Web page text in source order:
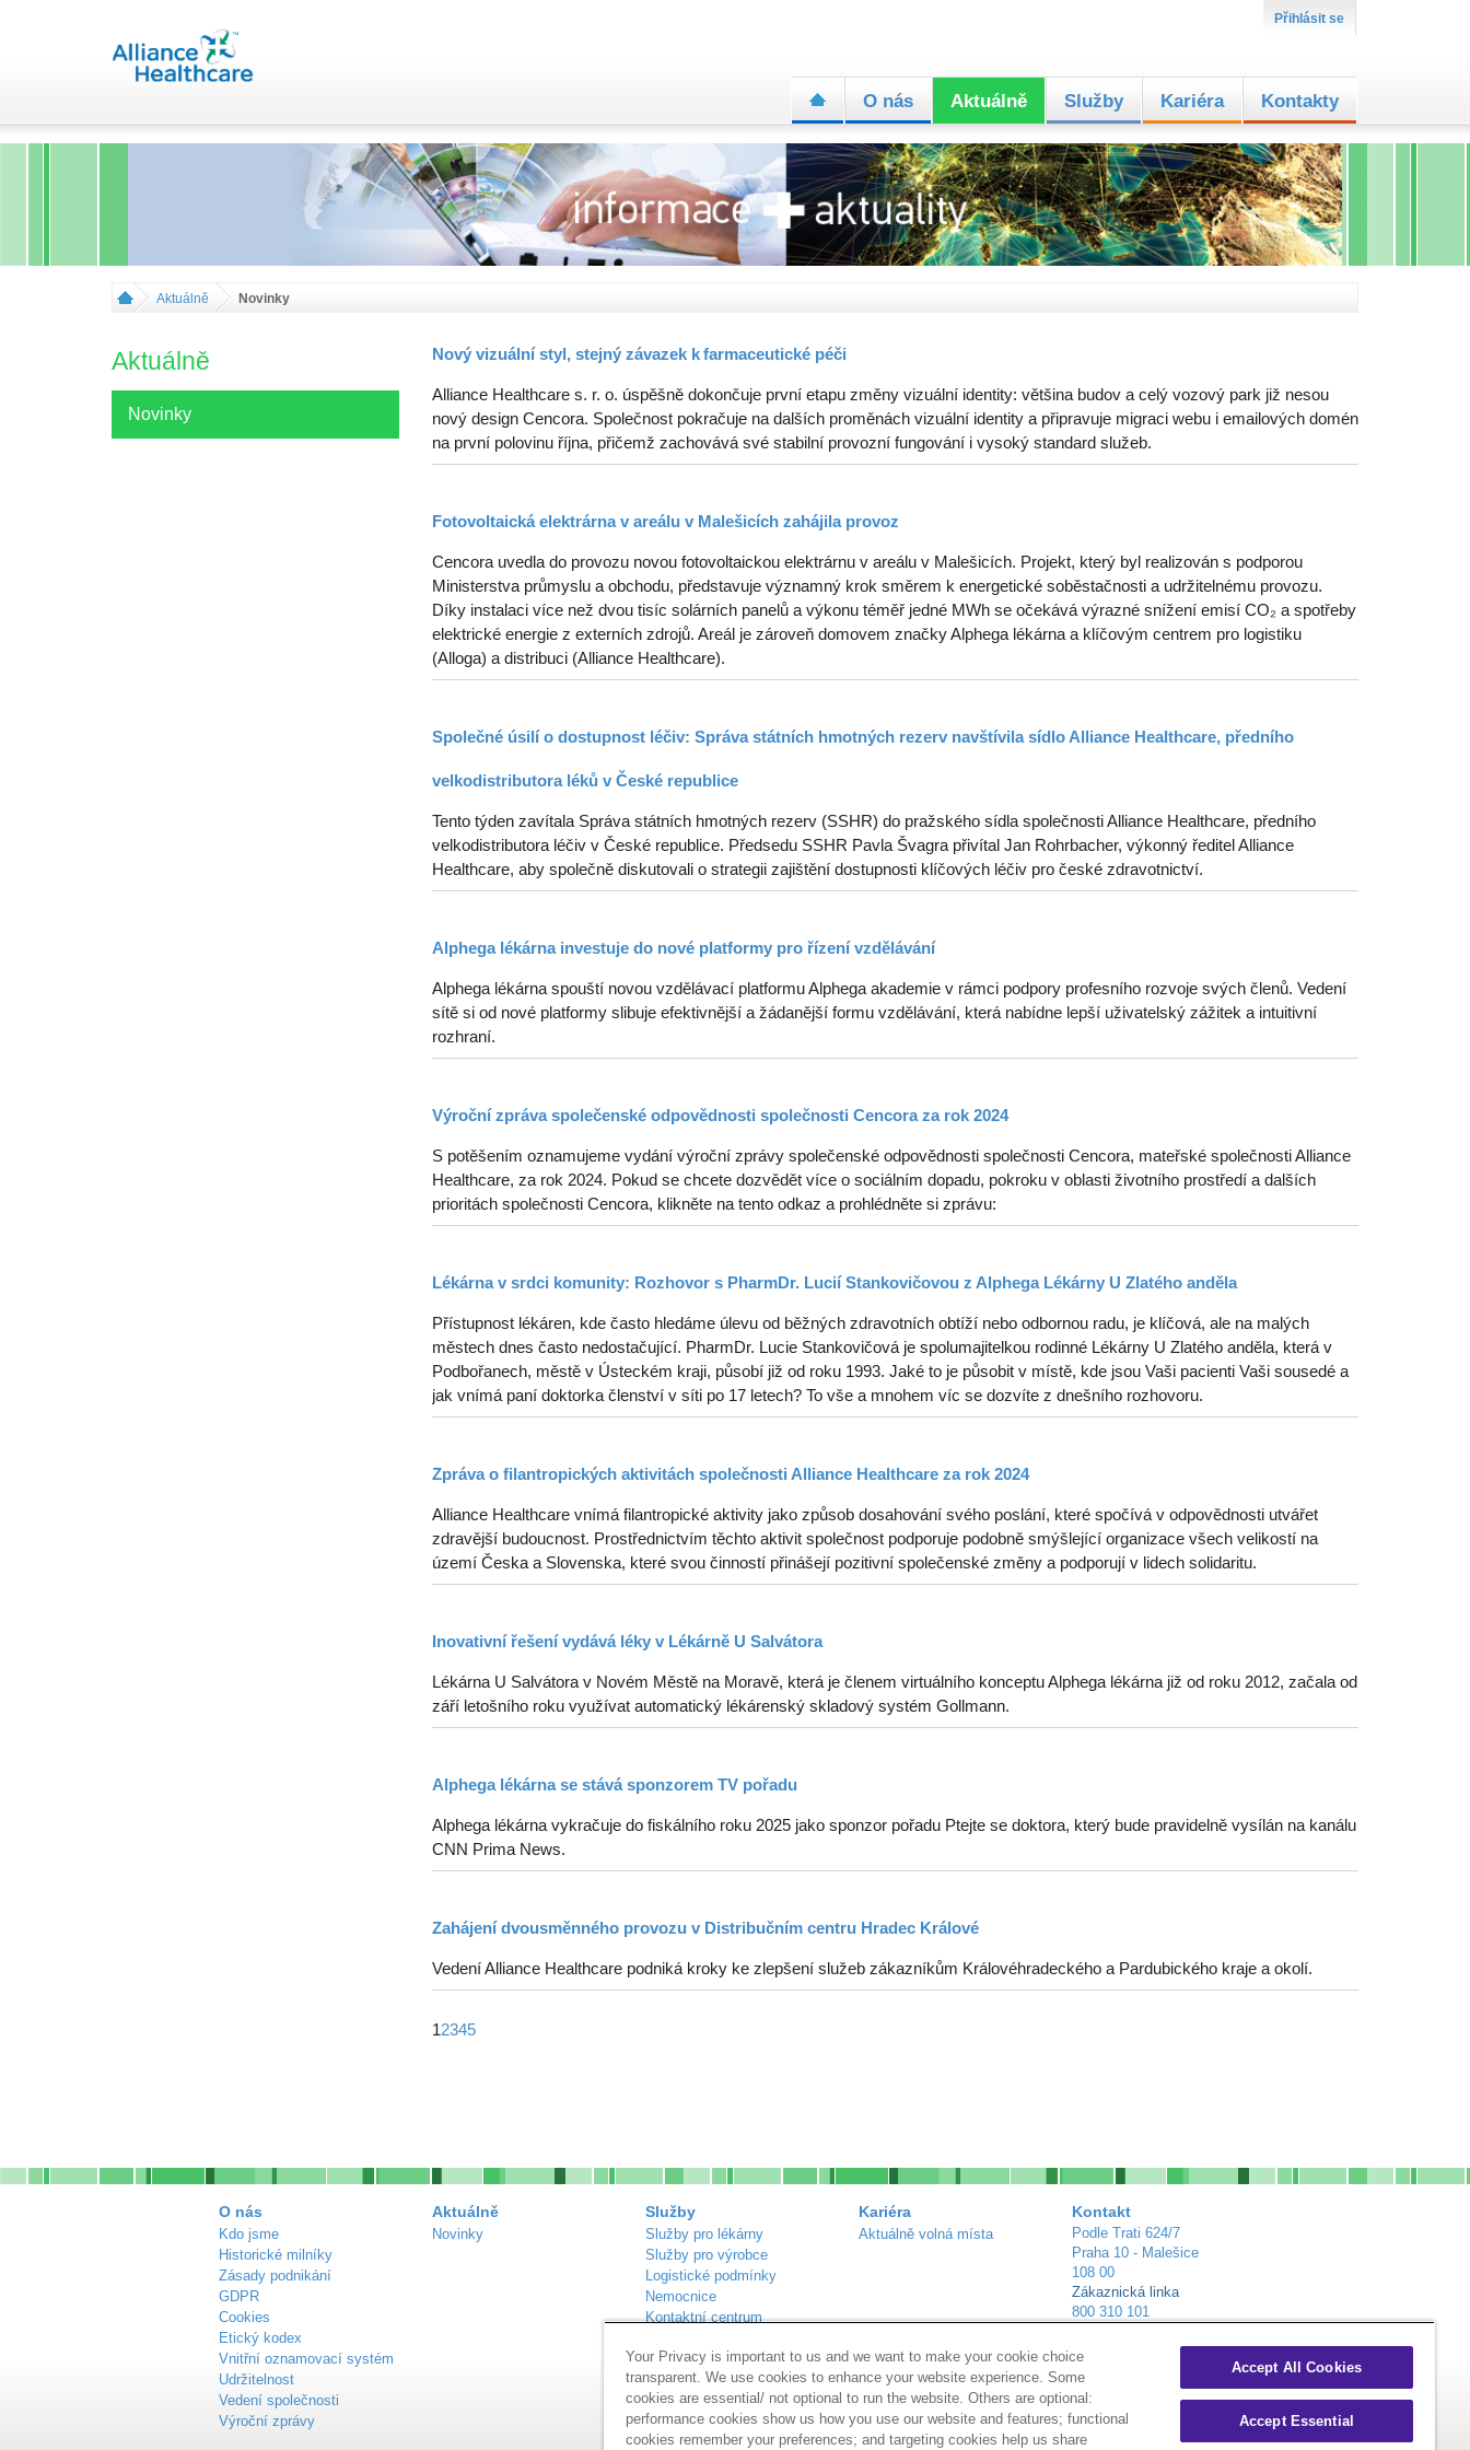
Přihlásit se
O nás Aktuálně Služby Kariéra Kontakty
Aktuálně Novinky
Aktuálně
Novinky
Nový vizuální styl, stejný závazek k farmaceutické péči
Alliance Healthcare s. r. o. úspěšně dokončuje první etapu změny vizuální identity: většina budov a celý vozový park již nesou
nový design Cencora. Společnost pokračuje na dalších proměnách vizuální identity a připravuje migraci webu i emailových domén
na první polovinu října, přičemž zachovává své stabilní provozní fungování i vysoký standard služeb.
Fotovoltaická elektrárna v areálu v Malešicích zahájila provoz
Cencora uvedla do provozu novou fotovoltaickou elektrárnu v areálu v Malešicích. Projekt, který byl realizován s podporou
Ministerstva průmyslu a obchodu, představuje významný krok směrem k energetické soběstačnosti a udržitelnému provozu.
Díky instalaci více než dvou tisíc solárních panelů a výkonu téměř jedné MWh se očekává výrazné snížení emisí CO₂ a spotřeby
elektrické energie z externích zdrojů. Areál je zároveň domovem značky Alphega lékárna a klíčovým centrem pro logistiku
(Alloga) a distribuci (Alliance Healthcare).
Společné úsilí o dostupnost léčiv: Správa státních hmotných rezerv navštívila sídlo Alliance Healthcare, předního
velkodistributora léků v České republice
Tento týden zavítala Správa státních hmotných rezerv (SSHR) do pražského sídla společnosti Alliance Healthcare, předního
velkodistributora léčiv v České republice. Předsedu SSHR Pavla Švagra přivítal Jan Rohrbacher, výkonný ředitel Alliance
Healthcare, aby společně diskutovali o strategii zajištění dostupnosti klíčových léčiv pro české zdravotnictví.
Alphega lékárna investuje do nové platformy pro řízení vzdělávání
Alphega lékárna spouští novou vzdělávací platformu Alphega akademie v rámci podpory profesního rozvoje svých členů. Vedení
sítě si od nové platformy slibuje efektivnější a žádanější formu vzdělávání, která nabídne lepší uživatelský zážitek a intuitivní
rozhraní.
Výroční zpráva společenské odpovědnosti společnosti Cencora za rok 2024
S potěšením oznamujeme vydání výroční zprávy společenské odpovědnosti společnosti Cencora, mateřské společnosti Alliance
Healthcare, za rok 2024. Pokud se chcete dozvědět více o sociálním dopadu, pokroku v oblasti životního prostředí a dalších
prioritách společnosti Cencora, klikněte na tento odkaz a prohlédněte si zprávu:
Lékárna v srdci komunity: Rozhovor s PharmDr. Lucií Stankovičovou z Alphega Lékárny U Zlatého anděla
Přístupnost lékáren, kde často hledáme úlevu od běžných zdravotních obtíží nebo odbornou radu, je klíčová, ale na malých
městech dnes často nedostačující. PharmDr. Lucie Stankovičová je spolumajitelkou rodinné Lékárny U Zlatého anděla, která v
Podbořanech, městě v Ústeckém kraji, působí již od roku 1993. Jaké to je působit v místě, kde jsou Vaši pacienti Vaši sousedé a
jak vnímá paní doktorka členství v síti po 17 letech? To vše a mnohem víc se dozvíte z dnešního rozhovoru.
Zpráva o filantropických aktivitách společnosti Alliance Healthcare za rok 2024
Alliance Healthcare vnímá filantropické aktivity jako způsob dosahování svého poslání, které spočívá v odpovědnosti utvářet
zdravější budoucnost. Prostřednictvím těchto aktivit společnost podporuje podobně smýšlející organizace všech velikostí na
území Česka a Slovenska, které svou činností přinášejí pozitivní společenské změny a podporují v lidech solidaritu.
Inovativní řešení vydává léky v Lékárně U Salvátora
Lékárna U Salvátora v Novém Městě na Moravě, která je členem virtuálního konceptu Alphega lékárna již od roku 2012, začala od
září letošního roku využívat automatický lékárenský skladový systém Gollmann.
Alphega lékárna se stává sponzorem TV pořadu
Alphega lékárna vykračuje do fiskálního roku 2025 jako sponzor pořadu Ptejte se doktora, který bude pravidelně vysílán na kanálu
CNN Prima News.
Zahájení dvousměnného provozu v Distribučním centru Hradec Králové
Vedení Alliance Healthcare podniká kroky ke zlepšení služeb zákazníkům Královéhradeckého a Pardubického kraje a okolí.
12345
O nás
Kdo jsme
Historické milníky
Zásady podnikání
GDPR
Cookies
Etický kodex
Vnitřní oznamovací systém
Udržitelnost
Vedení společnosti
Výroční zprávy
Aktuálně
Novinky
Služby
Služby pro lékárny
Služby pro výrobce
Logistické podmínky
Nemocnice
Kontaktní centrum
Inzerce lékáren
Kariéra
Aktuálně volná místa
Kontakt
Podle Trati 624/7
Praha 10 - Malešice
108 00
Zákaznická linka
800 310 101
+ Distribuční centra
Your Privacy is important to us and we want to make your cookie choice
transparent. We use cookies to enhance your website experience. Some
cookies are essential/ not optional to run the website. Others are optional:
performance cookies show us how you use our website and features; functional
cookies remember your preferences; and targeting cookies help us share
Accept All Cookies
Accept Essential